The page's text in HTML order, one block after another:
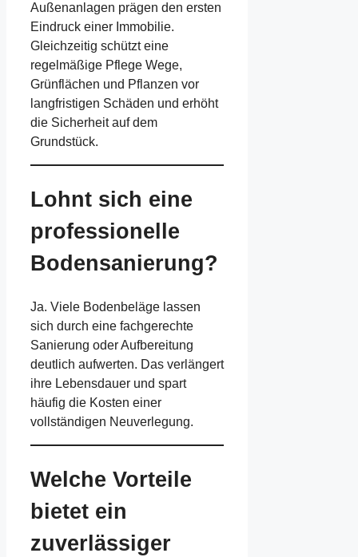
Außenanlagen prägen den ersten
Eindruck einer Immobilie.
Gleichzeitig schützt eine
regelmäßige Pflege Wege,
Grünflächen und Pflanzen vor
langfristigen Schäden und erhöht
die Sicherheit auf dem
Grundstück.
Lohnt sich eine
professionelle
Bodensanierung?
Ja. Viele Bodenbeläge lassen
sich durch eine fachgerechte
Sanierung oder Aufbereitung
deutlich aufwerten. Das verlängert
ihre Lebensdauer und spart
häufig die Kosten einer
vollständigen Neuverlegung.
Welche Vorteile
bietet ein
zuverlässiger